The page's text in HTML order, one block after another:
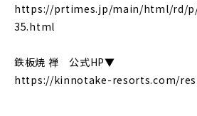
https://prtimes.jp/main/html/rd/p/
35.html
鉄板焼 禅 公式HP▼
https://kinnotake-resorts.com/